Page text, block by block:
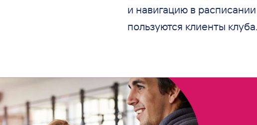
и навигацию в расписании
пользуются клиенты клуба.